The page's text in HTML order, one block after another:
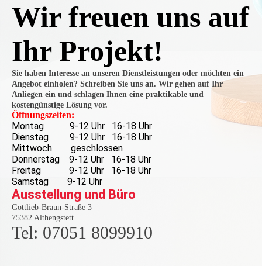
Wir freuen uns auf
Ihr Projekt!
Sie haben Interesse an unseren Dienstleistungen oder möchten ein
Angebot einholen? Schreiben Sie uns an. Wir gehen auf Ihr
Anliegen ein und schlagen Ihnen eine praktikable und
kostengünstige Lösung vor.
Öffnungszeiten:
Montag 9-12 Uhr 16-18 Uhr
Dienstag 9-12 Uhr 16-18 Uhr
Mittwoch geschlossen
Donnerstag 9-12 Uhr 16-18 Uhr
Freitag 9-12 Uhr 16-18 Uhr
Samstag 9-12 Uhr
Ausstellung und Büro
Gottlieb-Braun-Straße 3
75382 Althengstett
Tel: 07051 8099910
Raumau
sstattun